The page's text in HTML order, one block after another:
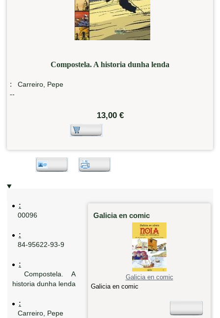
Compostela. A historia dunha lenda
: Carreiro, Pepe
--
13,00 €
Galicia en comic
Galicia en comic
Galicia en comic
:
00096
:
84-95622-93-9
:
Compostela. A
historia dunha lenda
:
Carreiro, Pepe